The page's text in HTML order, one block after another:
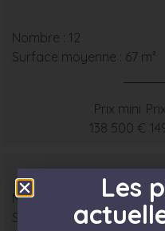
Nombre : 12
Surface moyenne : 67 m²
Prix mini
138 500 €
Nombre : 1
Surface moyenne : 78 m²
Les